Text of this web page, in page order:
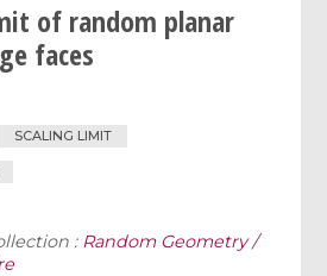
of random planar
faces
SCALING LIMIT
: Random Geometry /